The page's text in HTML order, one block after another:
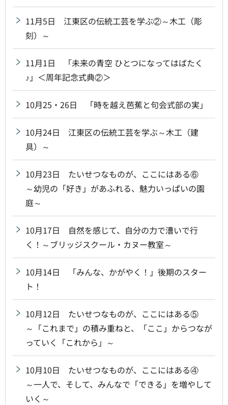
11月5日 江東区の伝統工芸を学ぶ②～木工（彫
刻）～
11月1日 「未来の青空 ひとつになってはばたく
♪」＜周年記念式典②＞
10月25・26日 「時を越え芭蕉と句会式部の実」
10月24日 江東区の伝統工芸を学ぶ～木工（建
具）～
10月23日 たいせつなものが、ここにはある⑥
～幼児の「好き」があふれる、魅力いっぱいの園
庭～
10月17日 自然を感じて、自分の力で漕いで行
く！～ブリッジスクール・カヌー教室～
10月14日 「みんな、かがやく！」後期のスター
ト！
10月12日 たいせつなものが、ここにはある⑤
～「これまで」の積み重ねと、「ここ」からつなが
っていく「これから」～
10月10日 たいせつなものが、ここにはある④
～一人で、そして、みんなで「できる」を増やして
いく～